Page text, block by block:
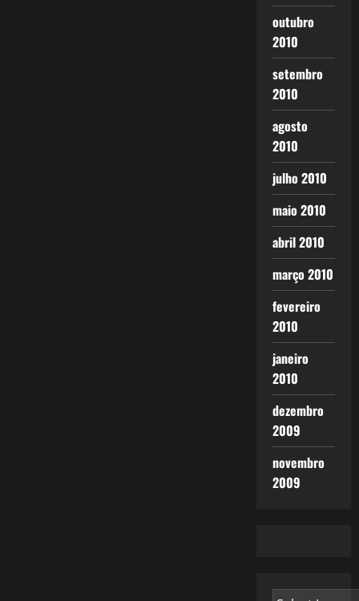
outubro
2010
setembro
2010
agosto
2010
julho 2010
maio 2010
abril 2010
março 2010
fevereiro
2010
janeiro
2010
dezembro
2009
novembro
2009